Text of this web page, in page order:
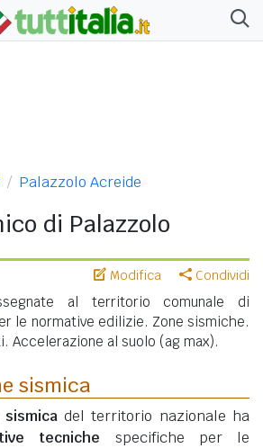
Palazzolo Acreide
di Palazzolo
Modifica Condividi
al territorio comunale di
le normative edilizie. Zone sismiche.
Accelerazione al suolo (ag max).
sismica
del territorio nazionale ha
tecniche specifiche per le